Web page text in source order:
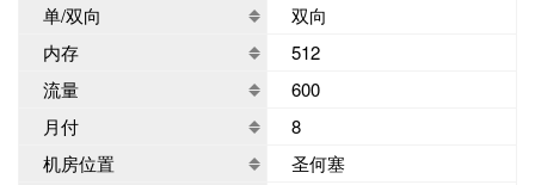
单/双向
双向
内存
512
流量
600
月付
8
机房位置
圣何塞